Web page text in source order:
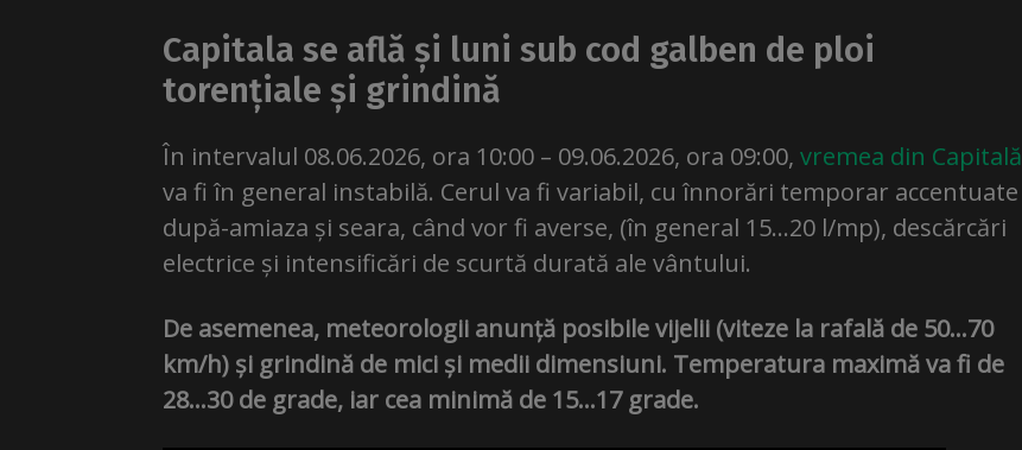
Capitala se află și luni sub cod galben de ploi
torențiale și grindină
În intervalul 08.06.2026, ora 10:00 – 09.06.2026, ora 09:00, vremea din Capitală
va fi în general instabilă. Cerul va fi variabil, cu înnorări temporar accentuate
după-amiaza și seara, când vor fi averse, (în general 15…20 l/mp), descărcări
electrice și intensificări de scurtă durată ale vântului.
De asemenea, meteorologii anunță posibile vijelii (viteze la rafală de 50…70
km/h) și grindină de mici și medii dimensiuni. Temperatura maximă va fi de
28…30 de grade, iar cea minimă de 15…17 grade.